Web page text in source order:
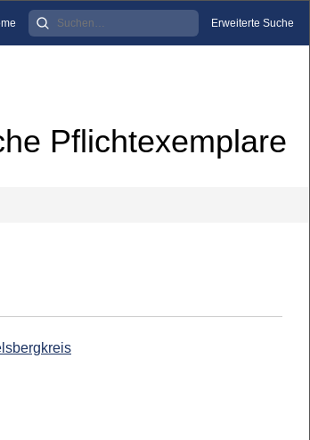
Erweiterte Suche
Pflichtexemplare